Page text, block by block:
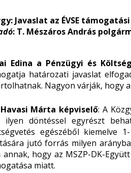
Javaslat az ÉVSE
: T. Mészáros András
Edina a Pénzügyi és
határozati javaslat
Nagyon várják, hogy
Márta képviselő: A
ilyen döntéssel egyrészt
egészéből kiemelve
jutó forrás milyen
annak, hogy az MSZP-DK-
miatt.